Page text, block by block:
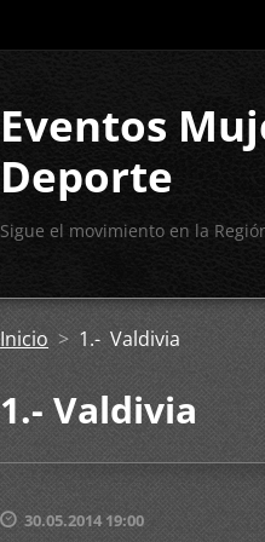
Eventos
Deporte
Sigue el movimiento en la
Inicio >1.- Valdivia
1.- Valdivia
30.05.2014 19:00